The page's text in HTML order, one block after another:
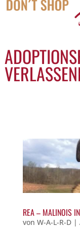
REA – MALINOIS
von W-A-L-R-D|